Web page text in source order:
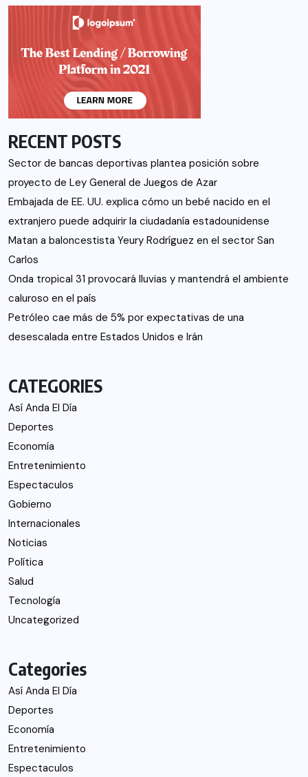
RECENT POSTS
Sector de bancas deportivas plantea posición sobre
proyecto de Ley General de Juegos de Azar
Embajada de EE. UU. explica cómo un bebé nacido en el
extranjero puede adquirir la ciudadanía estadounidense
Matan a baloncestista Yeury Rodríguez en el sector San
Carlos
Onda tropical 31 provocará lluvias y mantendrá el ambiente
caluroso en el país
Petróleo cae más de 5% por expectativas de una
desescalada entre Estados Unidos e Irán
CATEGORIES
Así Anda El Día
Deportes
Economía
Entretenimiento
Espectaculos
Gobierno
Internacionales
Noticias
Política
Salud
Tecnología
Uncategorized
Categories
Así Anda El Día
Deportes
Economía
Entretenimiento
Espectaculos